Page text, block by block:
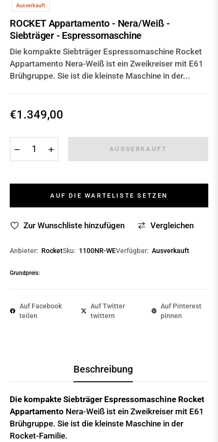
Ausverkauft
ROCKET Appartamento - Nera/Weiß -
Siebträger - Espressomaschine
Die kompakte Siebträger Espressomaschine Rocket
Appartamento Nera-Weiß ist ein Zweikreiser mit E61
Brühgruppe. Sie ist die kleinste Maschine in der...
Normaler
€1.349,00
AUSVERKAUFT
AUF DIE WARTELISTE SETZEN
Zur Wunschliste hinzufügen Vergleichen
Anbieter: RocketSku: 1100NR-WEVerfügbar: Ausverkauft
Grundpreis:
Auf Facebook
teilen
Auf Twitter
twittern
Auf Pinterest
pinnen
Beschreibung
Die kompakte Siebträger Espressomaschine Rocket
Appartamento Nera-Weiß ist ein Zweikreiser mit E61
Brühgruppe. Sie ist die kleinste Maschine in der
Rocket-Familie.